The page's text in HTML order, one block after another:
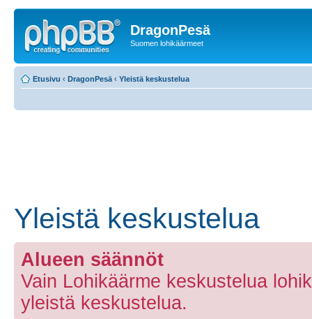
DragonPesä
Suomen lohikäärmeet
Etusivu ‹ DragonPesä ‹ Yleistä keskustelua
Yleistä keskustelua
Alueen säännöt
Vain Lohikäärme keskustelua
yleistä keskustelua.